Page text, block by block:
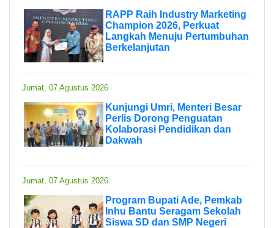
RAPP Raih Industry Marketing
Champion 2026, Perkuat
Langkah Menuju Pertumbuhan
Berkelanjutan
Jumat, 07 Agustus 2026
Kunjungi Umri, Menteri Besar
Perlis Dorong Penguatan
Kolaborasi Pendidikan dan
Dakwah
Jumat, 07 Agustus 2026
Program Bupati Ade, Pemkab
Inhu Bantu Seragam Sekolah
Siswa SD dan SMP Negeri